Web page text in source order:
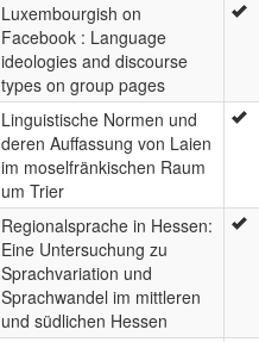
Luxembourgish on
Facebook : Language
ideologies and discourse
types on group pages
Linguistische Normen und
deren Auffassung von Laien
im moselfränkischen Raum
um Trier
Regionalsprache in Hessen:
Eine Untersuchung zu
Sprachvariation und
Sprachwandel im mittleren
und südlichen Hessen